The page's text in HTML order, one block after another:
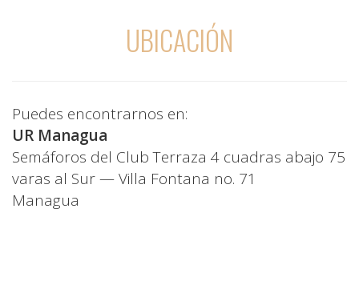
UBICACIÓN
Puedes encontrarnos en:
UR Managua
Semáforos del Club Terraza 4 cuadras abajo 75
varas al Sur — Villa Fontana no. 71
Managua